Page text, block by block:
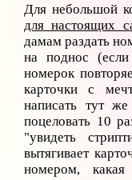
Для небольшой
для настоящих
дамам раздать
на поднос
номерок
карточки с
написать тут
поцеловать 10
"увидеть
вытягивает
номером,